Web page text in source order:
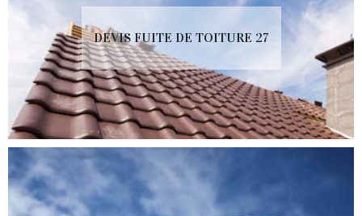
DEVIS FUITE DE TOITURE 27